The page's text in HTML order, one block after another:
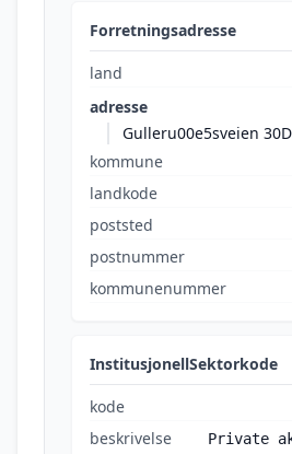
Forretningsadresse
land
adresse
Gulleru00e5sveien 30D
kommune
landkode
poststed
postnummer
kommunenummer
InstitusjonellSektorkode
kode
beskrivelse
Private